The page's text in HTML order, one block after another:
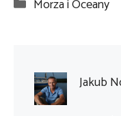
Morza i Oceany
Jakub